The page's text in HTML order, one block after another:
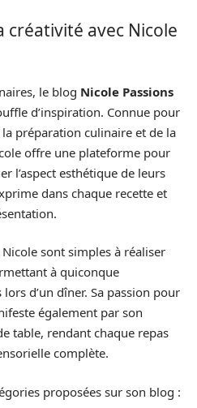
créativité avec Nicole
le blog Nicole Passions
d’inspiration. Connue pour
préparation culinaire et de la
offre une plateforme pour
l’aspect esthétique de leurs
dans chaque recette et
sont simples à réaliser
à quiconque
d’un dîner. Sa passion pour
également par son
table, rendant chaque repas
complète.
proposées sur son blog :